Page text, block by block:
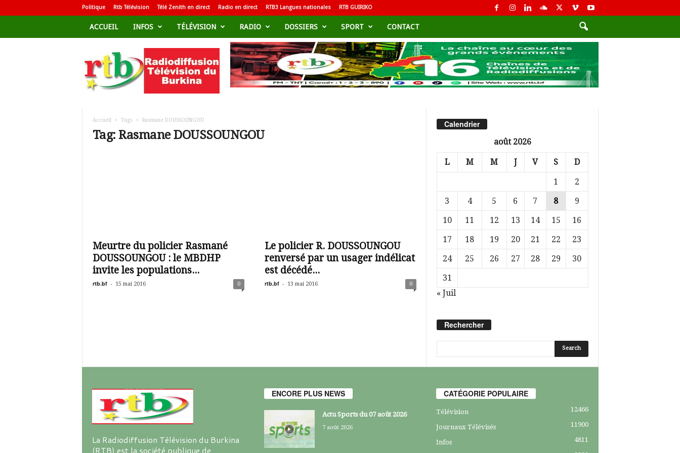
Politique Rtb Télévision Télé Zenith en direct Radio en direct RTB3 Langues nationales RTB GUIRIKO
ACCUEIL INFOS TÉLÉVISION RADIO DOSSIERS SPORT CONTACT
d
i
i
Accueil Tags Rasmane DOUSSOUNGOU
Tag: Rasmane DOUSSOUNGOU
Meurtre du policier Rasmané
DOUSSOUNGOU : le MBDHP
invite les populations...
rtb.bf - 15 mai 2016 0
Le policier R. DOUSSOUNGOU
renversé par un usager indélicat
est décédé...
rtb.bf - 13 mai 2016 0
Calendrier
août 2026
L M M J V S D
1
2
3
4 5 6 7 8
9
10
11 12 13 14 15
16
17
18 19 20 21 22
23
24
25 26 27 28 29
30
31
« Juil
Rechercher
La Radiodiffusion Télévision du Burkina
(RTB) est la société publique de
ENCORE PLUS NEWS
Actu Sports du 07 août 2026
7 août 2026
CATÉGORIE POPULAIRE
Télévision 12466
Journaux Télévisés 11900
Infos
4811